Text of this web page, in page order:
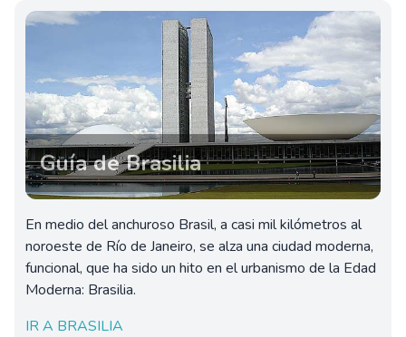
Guía de Brasilia
En medio del anchuroso Brasil, a casi mil kilómetros al
noroeste de Río de Janeiro, se alza una ciudad moderna,
funcional, que ha sido un hito en el urbanismo de la Edad
Moderna: Brasilia.
IR A BRASILIA